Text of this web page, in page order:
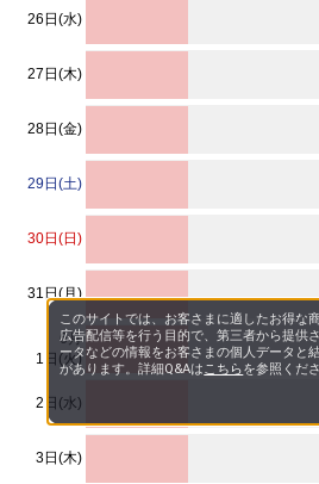
26日(水)
27日(木)
28日(金)
29日(土)
30日(日)
31日(月)
6月
1日(火)
2日(水)
3日(木)
このサイトでは、お客さまに適したお得な
広告配信等を行う目的で、第三者から提供
ータなどの情報をお客さまの個人データと
があります。詳細Q&Aはこちらを参照くださ